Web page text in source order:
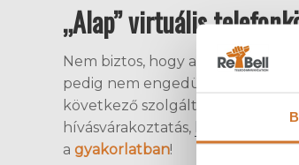
„Alap” virtuális
Nem biztos, hogy az alap olyan
pedig nem engedünk. Szóval
következő szolgáltatások
hívásvárakoztatás,
hívás
a gyakorlatban!